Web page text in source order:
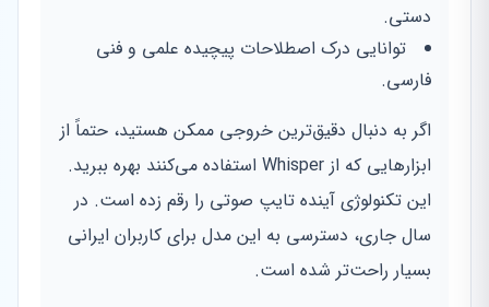
دستی.
توانایی درک اصطلاحات پیچیده علمی و فنی
فارسی.
اگر به دنبال دقیق‌ترین خروجی ممکن هستید، حتماً از
ابزارهایی که از Whisper استفاده می‌کنند بهره ببرید.
این تکنولوژی آینده تایپ صوتی را رقم زده است. در
سال جاری، دسترسی به این مدل برای کاربران ایرانی
بسیار راحت‌تر شده است.